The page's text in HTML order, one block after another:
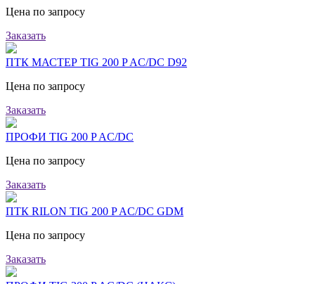
Цена по запросу
Заказать
ПТК МАСТЕР TIG 200 P AC/DC D92
Цена по запросу
Заказать
ПРОФИ TIG 200 P AC/DC
Цена по запросу
Заказать
ПТК RILON TIG 200 P AC/DC GDM
Цена по запросу
Заказать